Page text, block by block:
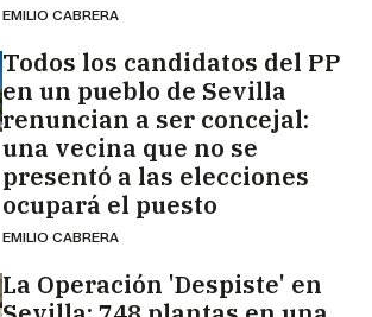
EMILIO CABRERA
Todos los candidatos del PP
en un pueblo de Sevilla
renuncian a ser concejal:
una vecina que no se
presentó a las elecciones
ocupará el puesto
EMILIO CABRERA
La Operación 'Despiste' en